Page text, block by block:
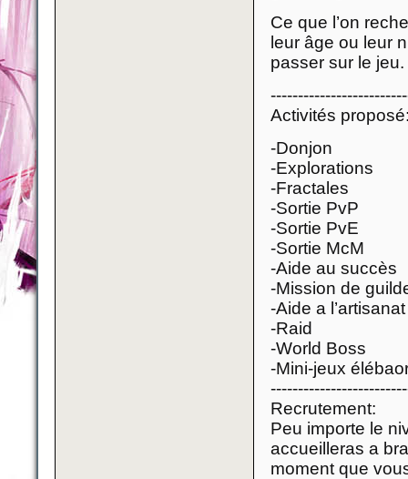
Ce que l’on
leur âge ou leur
passer sur le jeu.
Activités
-Donjon
-Explorations
-Fractales
-Sortie PvP
-Sortie PvE
-Sortie McM
-Aide au succès
-Mission de
-Aide a l’artisanat
-Raid
-World Boss
-Mini-jeux
Recrutement:
Peu importe le
accueilleras a
moment que